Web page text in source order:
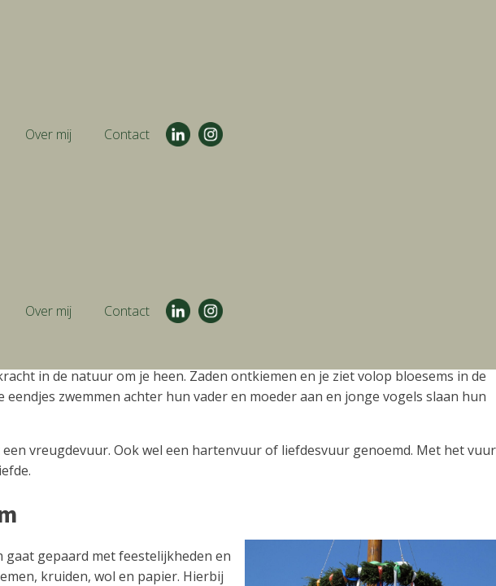
Over mij Contact
Over mij Contact
in de natuur om je heen. Zaden ontkiemen en je ziet volop bloesems in de
zwemmen achter hun vader en moeder aan en jonge vogels slaan hun
vreugdevuur. Ook wel een hartenvuur of liefdesvuur genoemd. Met het vuur
gaat gepaard met feestelijkheden en
kruiden, wol en papier. Hierbij